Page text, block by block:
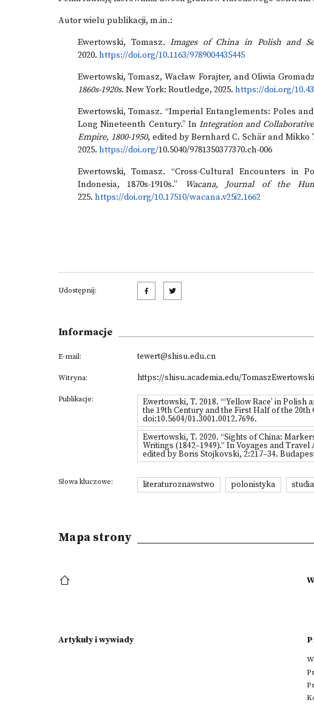
Autor wielu publikacji, m.in.:
Ewertowski, Tomasz.Images of China in Polish and
2020. https://doi.org/10.1163/9789004435445
Ewertowski, Tomasz, Wacław Forajter, and Oliwia
1860s-1920s. New York: Routledge, 2025. https://doi.org/
Ewertowski, Tomasz. “Imperial Entanglements: Poles
Long Nineteenth Century.” InIntegration and
Empire, 1800-1950, edited by Bernhard C. Schär and Mikko
2025. https://doi.org/10.5040/9781350377370.ch-006
Ewertowski, Tomasz. “Cross-Cultural Encounters in
Indonesia, 1870s-1910s.”
Wacana, Journal of the
225. https://doi.org/10.17510/wacana.v25i2.1662
Udostępnij:
Informacje
E-mail: tewert@shisu.edu.cn
Witryna: https://shisu.academia.edu/TomaszEwertowski
Publikacje: Ewertowski, T. 2018. “‘Yellow Race’ in
the 19th Century and the First Half of the
doi:10.5604/01.3001.0012.7696.
Ewertowski, T. 2020. “Sights of China:
Writings (1842–1949).” In Voyages and
edited by Boris Stojkovski, 2:217–34.
Słowa kluczowe: literaturoznawstwo polonistyka
Mapa strony
Artykuły i wywiady